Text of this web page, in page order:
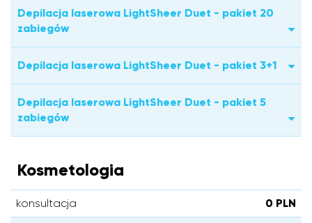
Depilacja laserowa LightSheer Duet - pakiet 20
zabiegów
Depilacja laserowa LightSheer Duet - pakiet 3+1
Depilacja laserowa LightSheer Duet - pakiet 5
zabiegów
Kosmetologia
konsultacja 0 PLN